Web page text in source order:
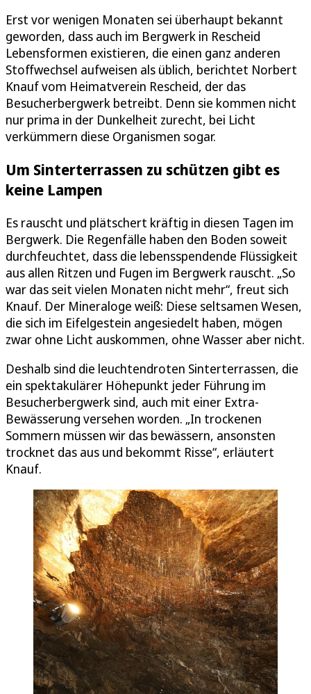
Erst vor wenigen Monaten sei überhaupt bekannt
geworden, dass auch im Bergwerk in Rescheid
Lebensformen existieren, die einen ganz anderen
Stoffwechsel aufweisen als üblich, berichtet Norbert
Knauf vom Heimatverein Rescheid, der das
Besucherbergwerk betreibt. Denn sie kommen nicht
nur prima in der Dunkelheit zurecht, bei Licht
verkümmern diese Organismen sogar.
Um Sinterterrassen zu schützen gibt es
keine Lampen
Es rauscht und plätschert kräftig in diesen Tagen im
Bergwerk. Die Regenfälle haben den Boden soweit
durchfeuchtet, dass die lebensspendende Flüssigkeit
aus allen Ritzen und Fugen im Bergwerk rauscht. „So
war das seit vielen Monaten nicht mehr“, freut sich
Knauf. Der Mineraloge weiß: Diese seltsamen Wesen,
die sich im Eifelgestein angesiedelt haben, mögen
zwar ohne Licht auskommen, ohne Wasser aber nicht.
Deshalb sind die leuchtendroten Sinterterrassen, die
ein spektakulärer Höhepunkt jeder Führung im
Besucherbergwerk sind, auch mit einer Extra-
Bewässerung versehen worden. „In trockenen
Sommern müssen wir das bewässern, ansonsten
trocknet das aus und bekommt Risse“, erläutert
Knauf.